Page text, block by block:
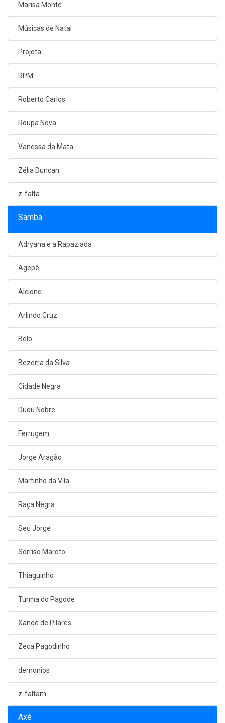
Marisa Monte
Músicas de Natal
Projota
RPM
Roberto Carlos
Roupa Nova
Vanessa da Mata
Zélia Duncan
z-falta
Samba
Adryana e a Rapaziada
Agepê
Alcione
Arlindo Cruz
Belo
Bezerra da Silva
Cidade Negra
Dudu Nobre
Ferrugem
Jorge Aragão
Martinho da Vila
Raça Negra
Seu Jorge
Sorriso Maroto
Thiaguinho
Turma do Pagode
Xande de Pilares
Zeca Pagodinho
demonios
z-faltam
Axé